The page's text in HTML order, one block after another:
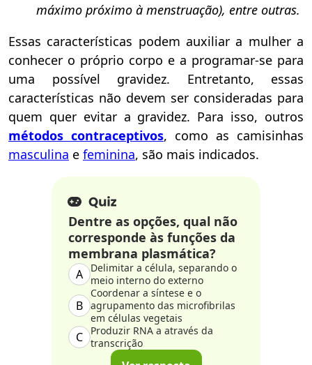
máximo próximo à menstruação), entre outras.
Essas características podem auxiliar a mulher a
conhecer o próprio corpo e a programar-se para
uma possível gravidez. Entretanto, essas
características não devem ser consideradas para
quem quer evitar a gravidez. Para isso, outros
métodos contraceptivos, como as camisinhas
masculina e feminina, são mais indicados.
Dentre as opções, qual não
corresponde às funções da
membrana plasmática?
A
Delimitar a célula, separando o
meio interno do externo
B
Coordenar a síntese e o
agrupamento das microfibrilas
em células vegetais
C
Produzir RNA a através da
transcrição